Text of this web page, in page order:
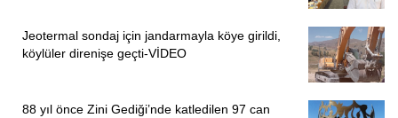
Jeotermal sondaj için jandarmayla köye girildi,
köylüler direnişe geçti-VİDEO
88 yıl önce Zini Gediği’nde katledilen 97 can